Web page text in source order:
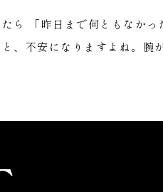
自費リハビリ
ら 「昨日まで何ともなか
、不安になりますよね。